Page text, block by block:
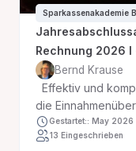
Sparkassenakademie
Rechnung 2026
Bernd Krause
Effektiv und
die
ist es, was wir
vertiefen möchten.
Gestartet:: May 2026
13 Eingeschrieben